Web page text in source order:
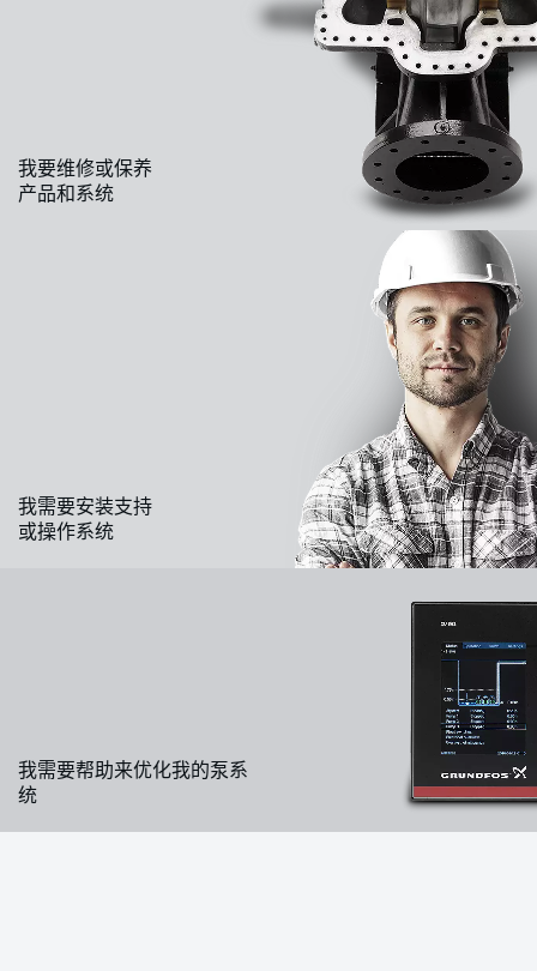
我要维修或保养
产品和系统
我需要安装支持
或操作系统
我需要帮助来优化我的泵系
统